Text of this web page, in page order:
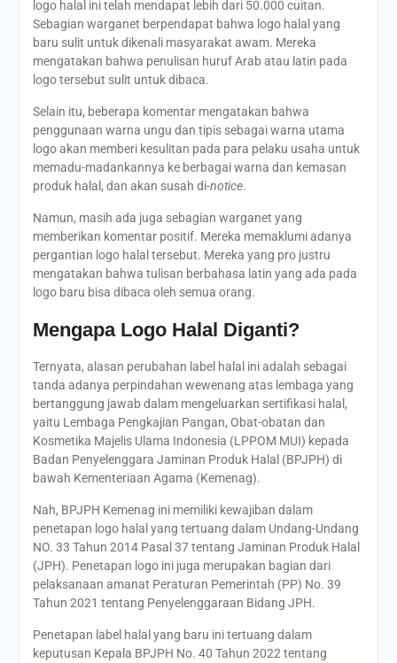
logo halal ini telah mendapat lebih dari 50.000 cuitan.
Sebagian warganet berpendapat bahwa logo halal yang
baru sulit untuk dikenali masyarakat awam. Mereka
mengatakan bahwa penulisan huruf Arab atau latin pada
logo tersebut sulit untuk dibaca.
Selain itu, beberapa komentar mengatakan bahwa
penggunaan warna ungu dan tipis sebagai warna utama
logo akan memberi kesulitan pada para pelaku usaha untuk
memadu-madankannya ke berbagai warna dan kemasan
produk halal, dan akan susah di-notice.
Namun, masih ada juga sebagian warganet yang
memberikan komentar positif. Mereka memaklumi adanya
pergantian logo halal tersebut. Mereka yang pro justru
mengatakan bahwa tulisan berbahasa latin yang ada pada
logo baru bisa dibaca oleh semua orang.
Mengapa Logo Halal Diganti?
Ternyata, alasan perubahan label halal ini adalah sebagai
tanda adanya perpindahan wewenang atas lembaga yang
bertanggung jawab dalam mengeluarkan sertifikasi halal,
yaitu Lembaga Pengkajian Pangan, Obat-obatan dan
Kosmetika Majelis Ulama Indonesia (LPPOM MUI) kepada
Badan Penyelenggara Jaminan Produk Halal (BPJPH) di
bawah Kementeriaan Agama (Kemenag).
Nah, BPJPH Kemenag ini memiliki kewajiban dalam
penetapan logo halal yang tertuang dalam Undang-Undang
NO. 33 Tahun 2014 Pasal 37 tentang Jaminan Produk Halal
(JPH). Penetapan logo ini juga merupakan bagian dari
pelaksanaan amanat Peraturan Pemerintah (PP) No. 39
Tahun 2021 tentang Penyelenggaraan Bidang JPH.
Penetapan label halal yang baru ini tertuang dalam
keputusan Kepala BPJPH No. 40 Tahun 2022 tentang